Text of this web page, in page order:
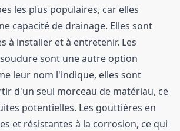
les plus populaires, car elles
capacité de drainage. Elles sont
à installer et à entretenir. Les
sont une autre option
leur nom l'indique, elles sont
d'un seul morceau de matériau, ce
potentielles. Les gouttières en
et résistantes à la corrosion, ce qui